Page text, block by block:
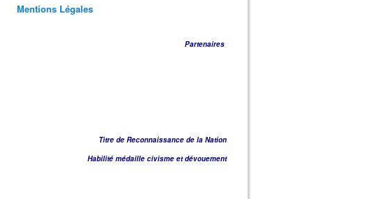
Mentions Légales
Partenaires
Titre de Reconnaissance de la Nation
Habilité médaille civisme et dévouement